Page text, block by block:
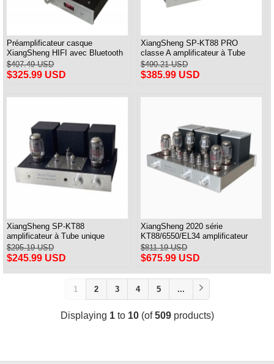
Préamplificateur casque
XiangSheng HIFI avec Bluetooth
et télécommande
$407.49 USD
$325.99 USD
XiangSheng SP-KT88 PRO
classe A amplificateur à Tube
unique KT88/EL34/6550 lampe
Triode ampli Bluetooth
$490.21 USD
$385.99 USD
XiangSheng SP-KT88
amplificateur à Tube unique
classe A USB DAC MM Phono
casque Bluetooth
$295.19 USD
$245.99 USD
XiangSheng 2020 série
KT88/6550/EL34 amplificateur
intégré à tube push-pull avec
Bluetooth sans perte HIFI
$811.19 USD
$675.99 USD
1 2 3 4 5 ...
Displaying 1to 10(of509products)